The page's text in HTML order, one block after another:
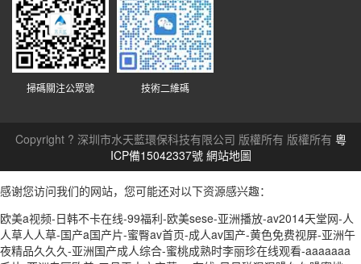
掃碼關注公眾號 技術二維碼
Copyright ? 深圳市水天藍環保科技有限公司 版權所有 版權所有 粵
ICP備15042337號 網站地圖
感谢您访问我们的网站，您可能还对以下资源感兴趣：
欧美a视频-日韩不卡在线-99福利-欧美sese-亚洲播放-av2014天堂网-人
人草人人草-国产a国产片-蜜臀av首页-成人av国产-黄色免费视屏-亚洲午
夜精品久久久-亚洲国产成人综合-蜜桃成熟时李丽珍在线观看-aaaaaaa